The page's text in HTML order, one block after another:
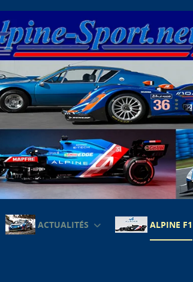
ACTUALITÉS ALPINE F1